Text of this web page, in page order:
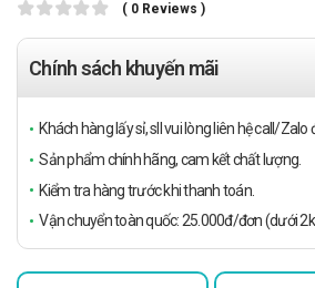
( 0 Reviews )
Chính sách khuyến mãi
Khách hàng lấy sỉ, sll vui lòng liên hệ call/
Sản phẩm chính hãng, cam kết chất lượng.
Kiểm tra hàng trước khi thanh toán.
Vận chuyển toàn quốc: 25.000đ/đơn (dưới